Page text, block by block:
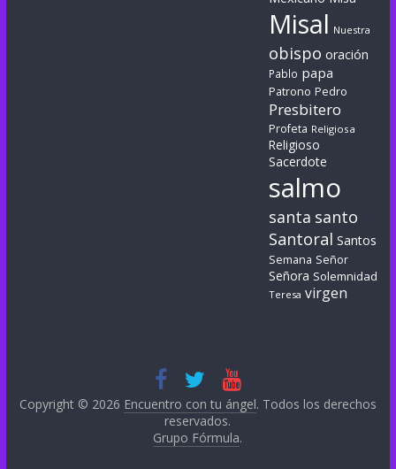
Misal Nuestra
obispo oración
Pablo papa
Patrono Pedro
Presbitero
Profeta Religiosa
Religioso
Sacerdote
salmo
santa santo
Santoral Santos
Semana Señor
Señora Solemnidad
Teresa virgen
Copyright © 2026 Encuentro con tu ángel. Todos los derechos
reservados.
Grupo Fórmula.